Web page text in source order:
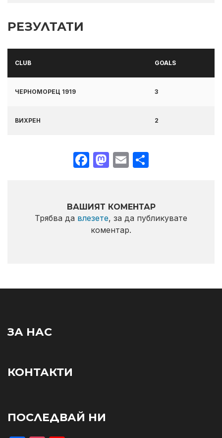
РЕЗУЛТАТИ
CLUB GOALS
ЧЕРНОМОРЕЦ 1919 3
ВИХРЕН 2
FacebookMastodon
Email
ВАШИЯТ КОМЕНТАР
Трябва да влезете, за да публикувате
коментар.
ЗА НАС
КОНТАКТИ
ПОСЛЕДВАЙ НИ